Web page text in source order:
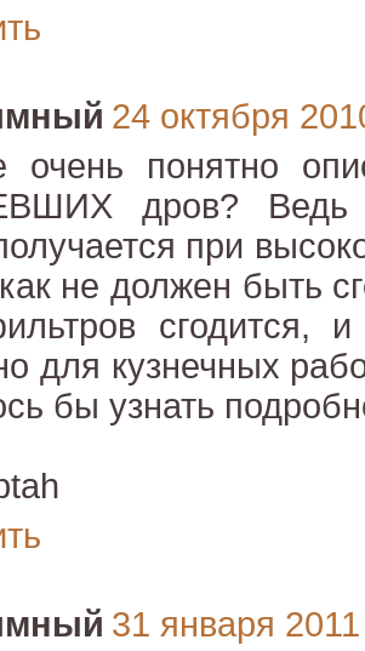
24 октября
очень понятно
дров? Ведь
при
не должен быть
сгодится, и
для кузнечных
бы узнать
31 января 2011